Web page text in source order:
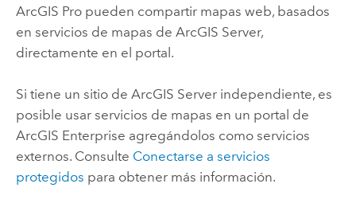
ArcGIS Propueden compartir mapas web, basados
en servicios de mapas de ArcGIS Server,
directamente en el portal.
Si tiene un sitio de ArcGIS Serverindependiente, es
posible usar servicios de mapas en un portal de
ArcGIS Enterprise agregándolos como servicios
externos. Consulte Conectarse a servicios
protegidos para obtener más información.